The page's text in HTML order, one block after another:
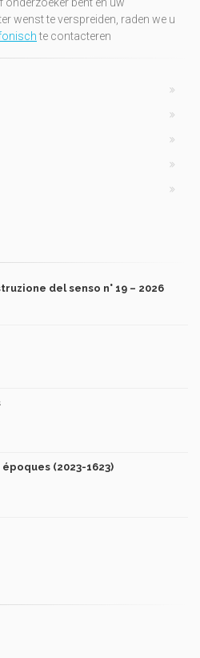
wenst te verspreiden, raden we u
te contacteren
del senso n° 19 – 2026
(2023-1623)